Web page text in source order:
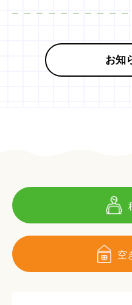
お知
空